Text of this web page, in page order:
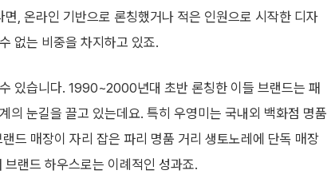
, 온라인 기반으로 론칭했거나 적은 인원으로 시작한 디자
없는 비중을 차지하고 있죠.
있습니다. 1990~2000년대 초반 론칭한 이들 브랜드는 패
의 눈길을 끌고 있는데요. 특히 우영미는 국내외 백화점 명품
드 매장이 자리 잡은 파리 명품 거리 생토노레에 단독 매장
랜드 하우스로는 이례적인 성과죠.